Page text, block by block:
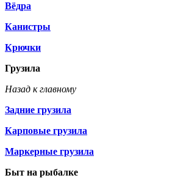
Вёдра
Канистры
Крючки
Грузила
Назад к главному
Задние грузила
Карповые грузила
Маркерные грузила
Быт на рыбалке